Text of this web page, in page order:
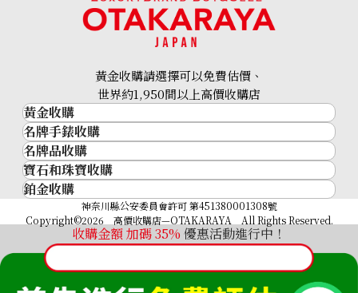
IWC Ingenieur IW328901
HKD 72,128.15
收購日期: 2026年6月
IWC Portofino Hand-
Wound Eight Days
IW510107
參考回收價
HKD 60,915.79
收購金額 加碼35% 優惠活動進行中！
黃金收購請選擇可以免費估價、
世界約1,950間以上高價收購店
黃金收購
黃金･金條
金條
金幣及銀幣
過去十年黃金價格
金飾
金頸鍊
名牌手錶收購
名牌手錶收購
勞力士 (Rolex)
Patek Philippe
Audemars Piguet
Vacheron Constantin
A. Lange & Söhne
Breguet
名牌品收購
名牌品收購
HERMES
LOUIS VUITTON
CHANEL
卡地亞（Cartier）
CELINE
寶石和珠寶收購
寶石和珠寶
祖母綠
藍寶石
紅寶石
鉑金收購
神奈川縣公安委員會許可 第451380001308號
Copyright©2026 高價收購店—OTAKARAYA All Rights Reserved.